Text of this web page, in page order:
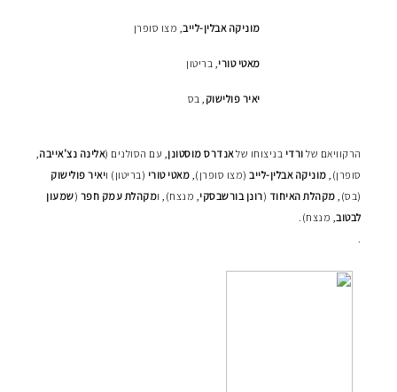
הרקוויאם של ורדי בניצוחו שלאנדרס מוסטונן, עם הסולנים (אלינה נצ'אייבה,
סופרן), מוניקה אבלין-לייב (מצו סופרן), מאטי טורי (בריטון) ויאיר פולישוק
(בס), מקהלת האיחוד (רונן בורשבסקי, מנצח), ומקהלת עמק חפר (שמעון
לבטוב, מנצח).
.
מוניקה אבלין-לייב, מצו סופרן
מאטי טורי, בריטון
יאיר פולישוק , בס